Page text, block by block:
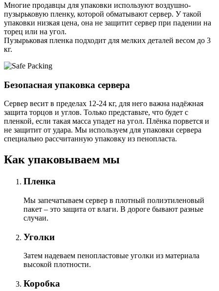
Многие продавцы для упаковки используют воздушно-
пузырьковую пленку, которой обматывают сервер. У такой
упаковки низкая цена, она не защитит сервер при падении на
торец или на угол.
Пузырьковая пленка подходит для мелких деталей весом до 3
кг.
Безопасная упаковка сервера
Сервер весит в пределах 12-24 кг, для него важна надёжная
защита торцов и углов. Только представьте, что будет с
пленкой, если такая масса упадет на угол. Плёнка порвется и
не защитит от удара. Мы используем для упаковки сервера
специально расcчитанную упаковку из пенопласта.
Как упаковываем мы
Пленка
Мы запечатываем сервер в плотный полиэтиленовый
пакет – это защита от влаги. В дороге бывают разные
случаи.
Уголки
Затем надеваем пенопластовые уголки из материала
высокой плотности.
Коробка